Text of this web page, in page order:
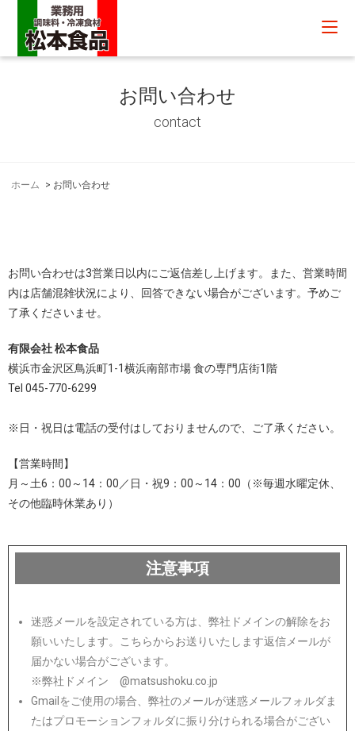
お問い合わせ
contact
ホーム > お問い合わせ
お問い合わせは3営業日以内にご返信差し上げます。また、営業時間
内は店舗混雑状況により、回答できない場合がございます。予めご
了承くださいませ。
有限会社 松本食品
横浜市金沢区鳥浜町1-1横浜南部市場 食の専門店街1階
Tel 045-770-6299
※日・祝日は電話の受付はしておりませんので、ご了承ください。
【営業時間】
月～土6：00～14：00／日・祝9：00～14：00（※毎週水曜定休、
その他臨時休業あり）
注意事項
迷惑メールを設定されている方は、弊社ドメインの解除をお
願いいたします。こちらからお送りいたします返信メールが
届かない場合がございます。
※弊社ドメイン @matsushoku.co.jp
Gmailをご使用の場合、弊社のメールが迷惑メールフォルダま
たはプロモーションフォルダに振り分けられる場合がござい